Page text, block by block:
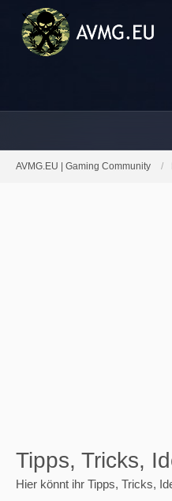
AVMG.EU | Gaming Community
Tipps, Tricks,
Hier könnt ihr Tipps, Tricks,